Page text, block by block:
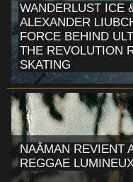
WANDERLUST ICE
ALEXANDER
FORCE BEHIND
THE REVOLUTION
SKATING
NAÂMAN REVIENT
REGGAE